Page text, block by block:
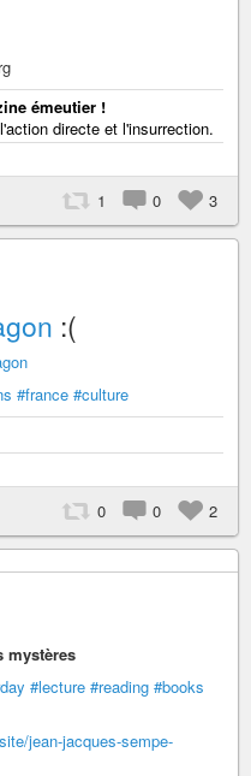
émeutier !
directe et l'insurrection.
1 0 3
:(
#france #culture
0 0 2
mystères
#lecture #reading #books
jean-jacques-sempe-